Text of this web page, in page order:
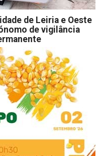
de Leiria e Oeste
de vigilância